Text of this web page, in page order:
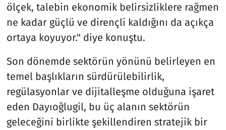
ölçek, talebin ekonomik belirsizliklere rağmen
ne kadar güçlü ve dirençli kaldığını da açıkça
ortaya koyuyor." diye konuştu.
Son dönemde sektörün yönünü belirleyen en
temel başlıkların sürdürülebilirlik,
regülasyonlar ve dijitalleşme olduğuna işaret
eden Dayıoğlugil, bu üç alanın sektörün
geleceğini birlikte şekillendiren stratejik bir